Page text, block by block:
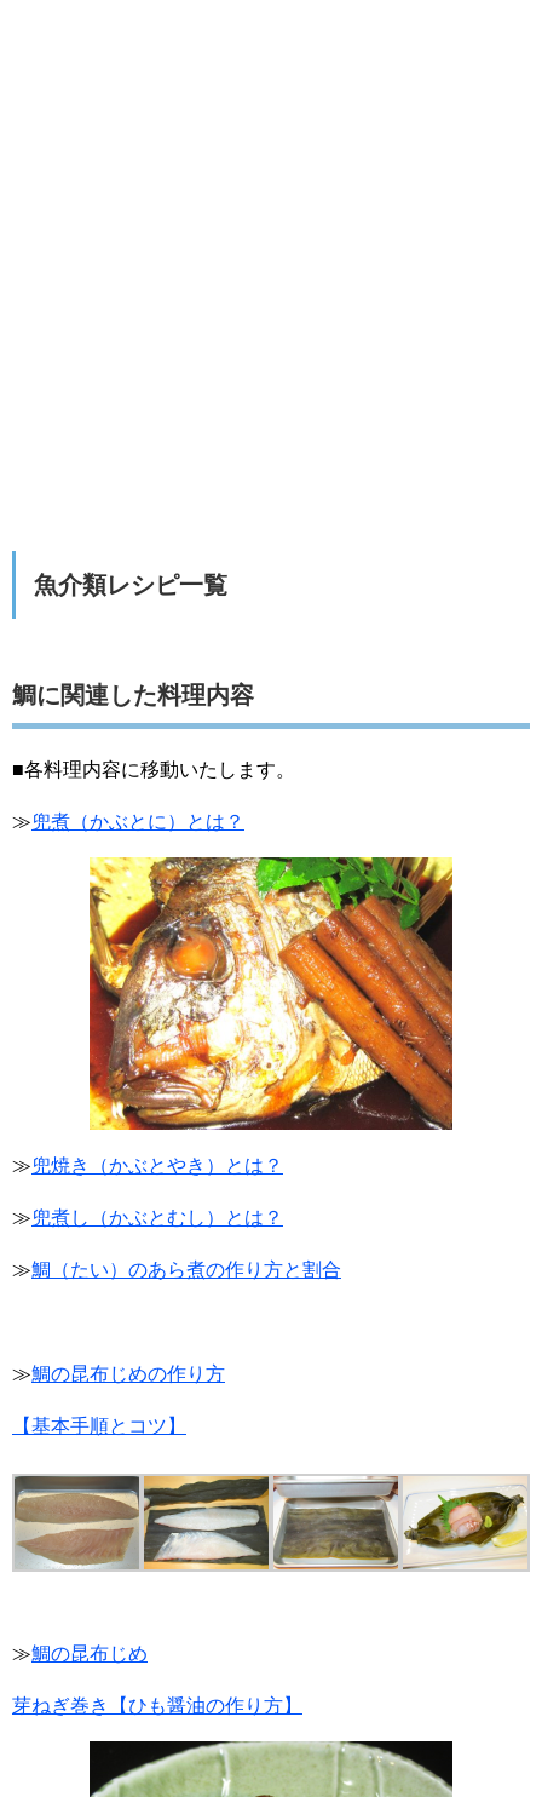
魚介類レシピ一覧
鯛に関連した料理内容
■各料理内容に移動いたします。
≫兜煮（かぶとに）とは？
≫兜焼き（かぶとやき）とは？
≫兜煮し（かぶとむし）とは？
≫鯛（たい）のあら煮の作り方と割合
≫鯛の昆布じめの作り方
【基本手順とコツ】
≫鯛の昆布じめ
芽ねぎ巻き【ひも醤油の作り方】